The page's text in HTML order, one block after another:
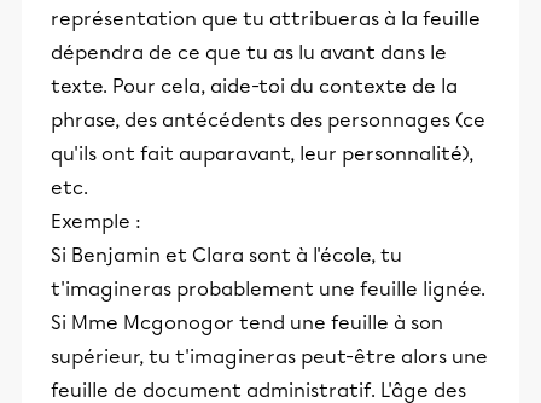
représentation que tu attribueras à la feuille
dépendra de ce que tu as lu avant dans le
texte. Pour cela, aide-toi du contexte de la
phrase, des antécédents des personnages (ce
qu'ils ont fait auparavant, leur personnalité),
etc.
Exemple :
Si Benjamin et Clara sont à l'école, tu
t'imagineras probablement une feuille lignée.
Si Mme Mcgonogor tend une feuille à son
supérieur, tu t'imagineras peut-être alors une
feuille de document administratif. L'âge des